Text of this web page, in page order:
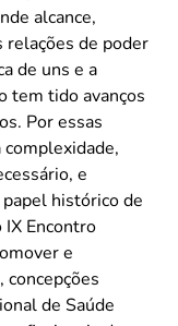
alcance,
relações de poder
de uns e a
tem tido avanços
Por essas
e
histórico de
Encontro
e
concepções
de Saúde